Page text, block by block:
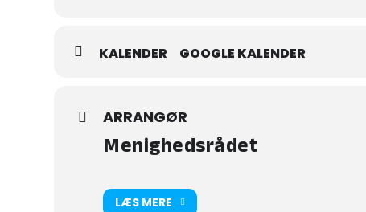
KALENDER GOOGLE KALENDER
ARRANGØR
Menighedsrådet
LÆS MERE